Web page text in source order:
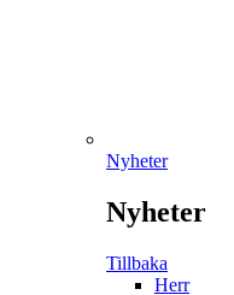
Nyheter
Nyheter
Tillbaka
Herr